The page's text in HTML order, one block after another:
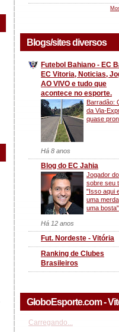
Blogs/sites diversos
Futebol Bahiano - EC
EC Vitoria, Noticias,
AO VIVO e tudo que
acontece no esporte.
Barradão:
da Via-
quase
Há 8 anos
Blog do EC Jahia
Jogador
sobre seu
"Isso aqui
uma
uma bosta"
Há 12 anos
Fut. Nordeste - Vitória
Ranking de Clubes
Brasileiros
GloboEsporte.com -
Carregando...